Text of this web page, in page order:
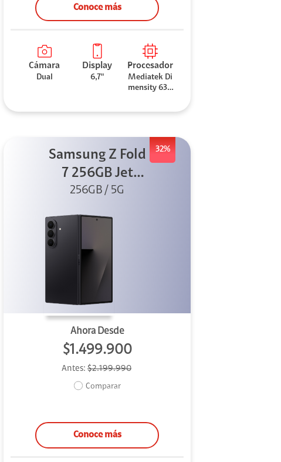
Conoce más
Cámara
Dual
Display
6,7"
Procesador
Mediatek Di
mensity 630
32%
Samsung Z Fold
7 256GB Jet
Black
256GB / 5G
Ahora Desde
$1.499.900
Antes: $2.199.990
Comparar
Conoce más